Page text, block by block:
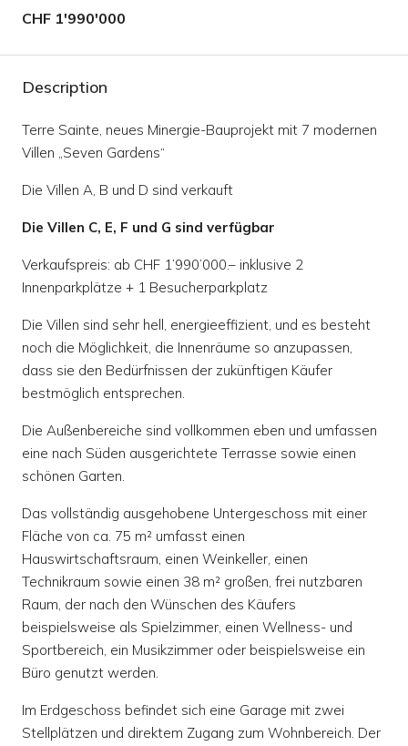
CHF 1'990'000
Description
Terre Sainte, neues Minergie-Bauprojekt mit 7 modernen
Villen „Seven Gardens“
Die Villen A, B und D sind verkauft
Die Villen C, E, F und G sind verfügbar
Verkaufspreis: ab CHF 1’990’000.– inklusive 2
Innenparkplätze + 1 Besucherparkplatz
Die Villen sind sehr hell, energieeffizient, und es besteht
noch die Möglichkeit, die Innenräume so anzupassen,
dass sie den Bedürfnissen der zukünftigen Käufer
bestmöglich entsprechen.
Die Außenbereiche sind vollkommen eben und umfassen
eine nach Süden ausgerichtete Terrasse sowie einen
schönen Garten.
Das vollständig ausgehobene Untergeschoss mit einer
Fläche von ca. 75 m² umfasst einen
Hauswirtschaftsraum, einen Weinkeller, einen
Technikraum sowie einen 38 m² großen, frei nutzbaren
Raum, der nach den Wünschen des Käufers
beispielsweise als Spielzimmer, einen Wellness- und
Sportbereich, ein Musikzimmer oder beispielsweise ein
Büro genutzt werden.
Im Erdgeschoss befindet sich eine Garage mit zwei
Stellplätzen und direktem Zugang zum Wohnbereich. Der